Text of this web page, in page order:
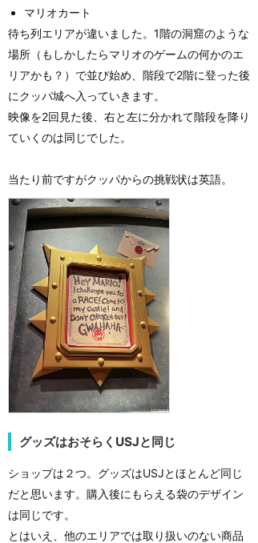
マリオカート
待ち列エリアが違いました。1階の洞窟のような
場所（もしかしたらマリオのゲームの何かのエ
リアかも？）で並び始め、階段で2階に登った後
にクッパ城へ入っていきます。
映像を2回見た後、右と左に分かれて階段を降り
ていくのは同じでした。
当たり前ですがクッパからの挑戦状は英語。
グッズはおそらくUSJと同じ
ショップは２つ。グッズはUSJとほとんど同じ
だと思います。購入後にもらえる袋のデザイン
は同じです。
とはいえ、他のエリアでは取り扱いのない商品